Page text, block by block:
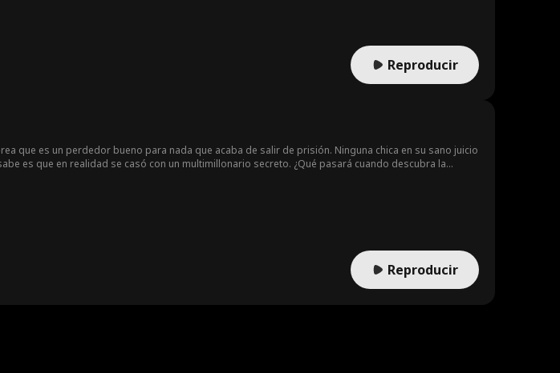
Reproducir
que es un perdedor bueno para nada que acaba de salir de prisión. Ninguna chica en su sano juicio
es que en realidad se casó con un multimillonario secreto. ¿Qué pasará cuando descubra la
Reproducir